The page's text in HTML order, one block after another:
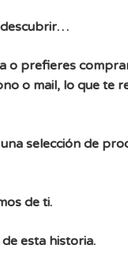
o prefieres
o mail, lo que te
selección de
de ti.
esta historia.